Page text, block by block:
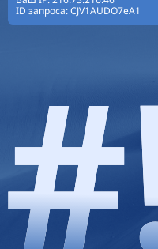
ID запроса:CJV1AUDO7eA1